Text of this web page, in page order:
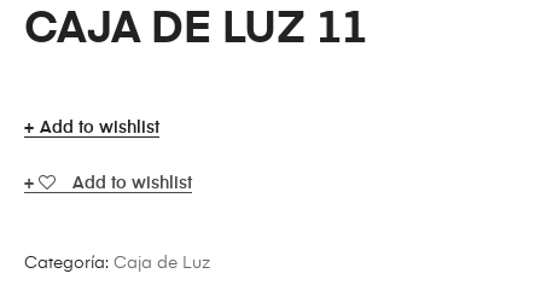
CAJA DE LUZ 11
Add to wishlist
Add to wishlist
Categoría: Caja de Luz